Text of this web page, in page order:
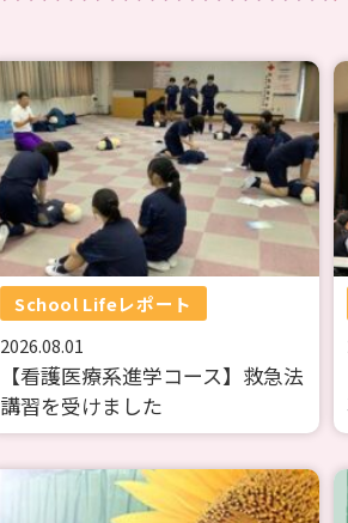
School Lifeレポート
2026.08.01
【看護医療系進学コース】救急法
講習を受けました